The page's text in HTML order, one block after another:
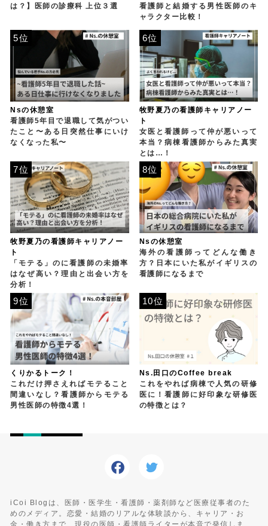
は？】医師の診療科 上位３選
看護師と結婚する男性医師のキ
ャラクター比較！
Nsの休憩室
看護師5年目で退職して気がつい
たこと〜ある日突然仕事にいけ
なくなった私〜
5位
牧野夏乃の看護師キャリアノー
ト
女医と看護師って仲が悪いって
本当？病棟看護師からみた真実
とは…！
6位
牧野夏乃の看護師キャリアノー
ト
「モテる」のに看護師の未婚率
はなぜ高い？理由と出会い方を
分析！
7位
Nsの休憩室
海外の看護師ってどんな働き
方？日本にいた私がイギリスの
看護師になるまで
8位
くりかるトーク！
これだけ押さえればモテること
間違いなし？看護師からモテる
男性医師の特徴4選！
9位
Ns.田口のCoffee break
これをやれば病棟で人気の研修
医に！看護師に好印象な研修医
の特徴とは？
10位
iCoi Blogは、医師・医学生・看護師・薬剤師など医療従事者のた
めのメディア。恋愛・結婚のリアルな体験談から、キャリア・お
金・働き方まで、現役の医師・看護師ライターが本音で発信しま